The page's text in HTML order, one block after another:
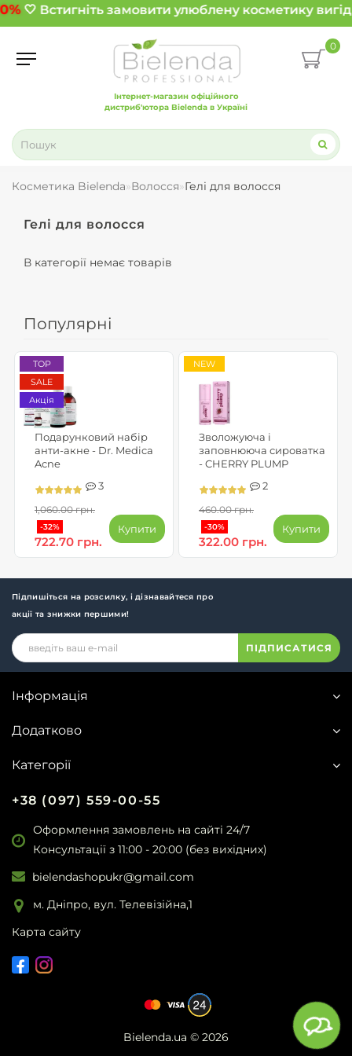
🤍 Встигніть замовити улюблену косметику
Інтернет-магазин офіційного
дистриб'ютора Bielenda в Україні
0
Косметика Bielenda Волосся Гелі для волосся
Гелі для волосся
В категорії немає товарів
Популярні
TOP
SALE
Акція
Подарунковий набір
анти-акне - Dr. Medica
Acne
3
1,060.00 грн.
-32%
722.70 грн.
Купити
NEW
Зволожуюча і
заповнююча сироватка
- CHERRY PLUMP
2
460.00 грн.
-30%
322.00 грн.
Купити
Підпишіться на розсилку, і дізнавайтеся про
акції та знижки першими!
ПІДПИСАТИСЯ
Інформація
Додатково
Категорії
+38 (097) 559-00-55
Оформлення замовлень на сайті 24/7
Консультації з 11:00 - 20:00 (без вихідних)
bielendashopukr@gmail.com
м. Дніпро, вул. Телевізійна,1
Карта сайту
Bielenda.ua © 2026